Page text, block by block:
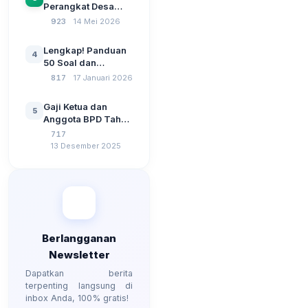
Dana Desa
Perangkat Desa
2026: Administrasi
Kebangsaan, dan
Komputer Beserta
Jawaban Paling
923 14 Mei 2026
4
Lengkap! Panduan
50 Soal dan
Jawaban Tes
Berdasarkan UU No
3 Tahun 2024
817 17 Januari 2026
5
Gaji Ketua dan
Anggota BPD Tahun
2026, Berapa
Besarannya? Ada
717
13 Desember 2025
Berlangganan
Newsletter
Dapatkan berita
terpenting langsung di
inbox Anda, 100% gratis!